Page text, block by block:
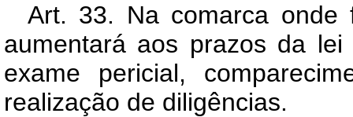
Art. 33. Na comarca onde
aumentará aos prazos da
exame pericial,
realização de diligências.